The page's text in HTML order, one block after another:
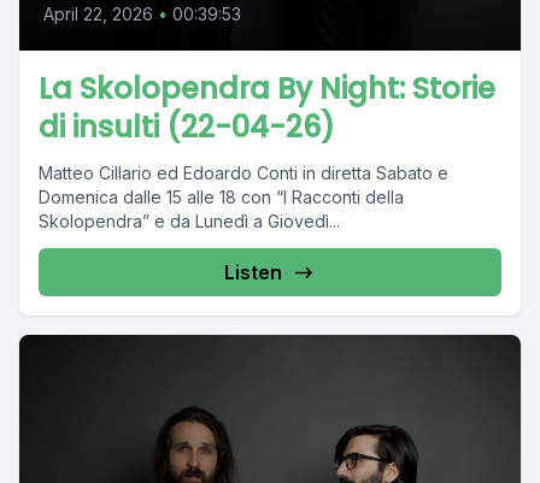
April 22, 2026 • 00:39:53
La Skolopendra By Night: Storie
di insulti (22-04-26)
Matteo Cillario ed Edoardo Conti in diretta Sabato e
Domenica dalle 15 alle 18 con “I Racconti della
Skolopendra” e da Lunedì a Giovedì...
Listen